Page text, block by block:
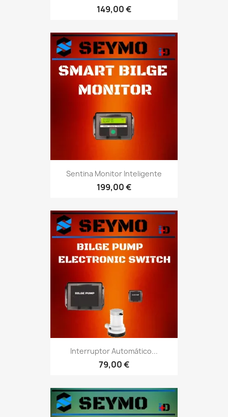
149,00 €
Sentina Monitor Inteligente
199,00 €
Interruptor Automático...
79,00 €